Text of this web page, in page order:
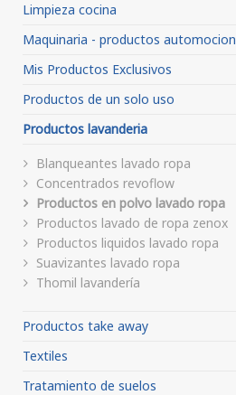
Limpieza cocina
Maquinaria - productos automocion
Mis Productos Exclusivos
Productos de un solo uso
Productos lavanderia
Blanqueantes lavado ropa
Concentrados revoflow
Productos en polvo lavado ropa
Productos lavado de ropa zenox
Productos liquidos lavado ropa
Suavizantes lavado ropa
Thomil lavandería
Productos take away
Textiles
Tratamiento de suelos